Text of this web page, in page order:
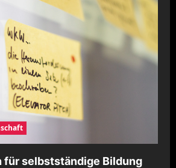
für selbstständige Bildung